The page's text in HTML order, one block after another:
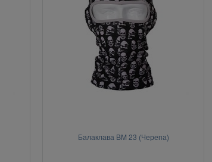
Балаклава BM 23 (Черепа)